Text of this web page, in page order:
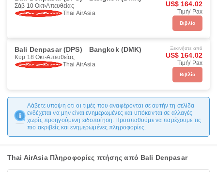
Σάβ 10 Οκτ Απευθείας
Thai AirAsia
US$ 164.02
Τιμή/ Pax
Βιβλίο
Bali Denpasar (DPS) Bangkok (DMK)
Κυρ 18 Οκτ Απευθείας
Thai AirAsia
Ξεκινήστε από
US$ 164.02
Τιμή/ Pax
Βιβλίο
Λάβετε υπόψη ότι οι τιμές που αναφέρονται σε αυτήν τη σελίδα
ενδέχεται να μην είναι ενημερωμένες και υπόκεινται σε αλλαγές
χωρίς προηγούμενη ειδοποίηση. Προσπαθούμε να παρέχουμε τις
πιο ακριβείς και ενημερωμένες πληροφορίες.
Thai AirAsia Πληροφορίες πτήσης από Bali Denpasar